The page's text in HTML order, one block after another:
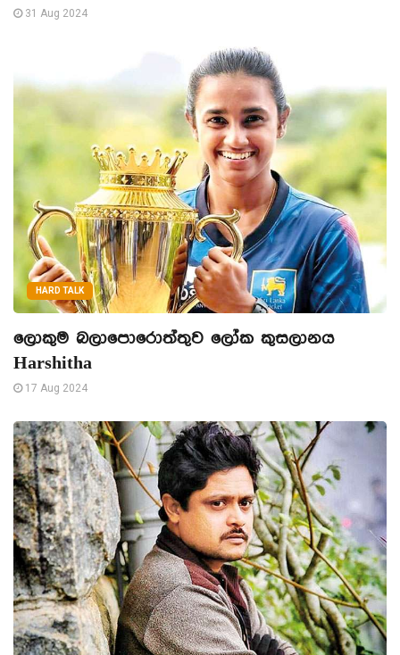
31 Aug 2024
HARD TALK
ලොකුම බලාපොරොත්තුව ලෝක කුසලානය
Harshitha
17 Aug 2024